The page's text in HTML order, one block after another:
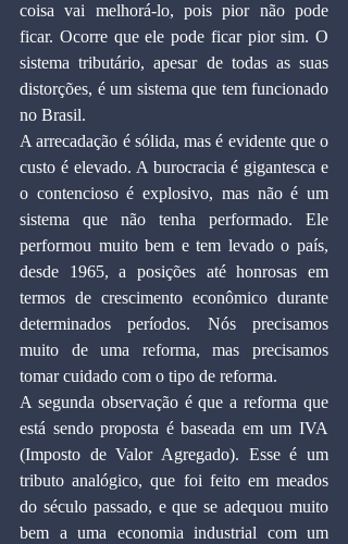
coisa vai melhorá-lo, pois pior não pode
ficar. Ocorre que ele pode ficar pior sim. O
sistema tributário, apesar de todas as suas
distorções, é um sistema que tem funcionado
no Brasil.
A arrecadação é sólida, mas é evidente que o
custo é elevado. A burocracia é gigantesca e
o contencioso é explosivo, mas não é um
sistema que não tenha performado. Ele
performou muito bem e tem levado o país,
desde 1965, a posições até honrosas em
termos de crescimento econômico durante
determinados períodos. Nós precisamos
muito de uma reforma, mas precisamos
tomar cuidado com o tipo de reforma.
A segunda observação é que a reforma que
está sendo proposta é baseada em um IVA
(Imposto de Valor Agregado). Esse é um
tributo analógico, que foi feito em meados
do século passado, e que se adequou muito
bem a uma economia industrial com um